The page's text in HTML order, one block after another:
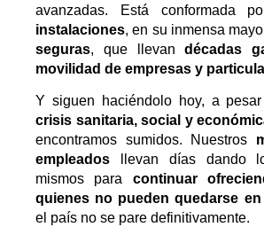
avanzadas. Está conformada
instalaciones, en su inmensa
seguras, que llevandécadas
movilidad de empresas y
Y siguen haciéndolo hoy, a
crisis sanitaria, social y
encontramos sumidos. Nuestros
empleados llevan días dando
mismos para continuar
quienes no pueden quedarse en
el país no se pare definitivamente.